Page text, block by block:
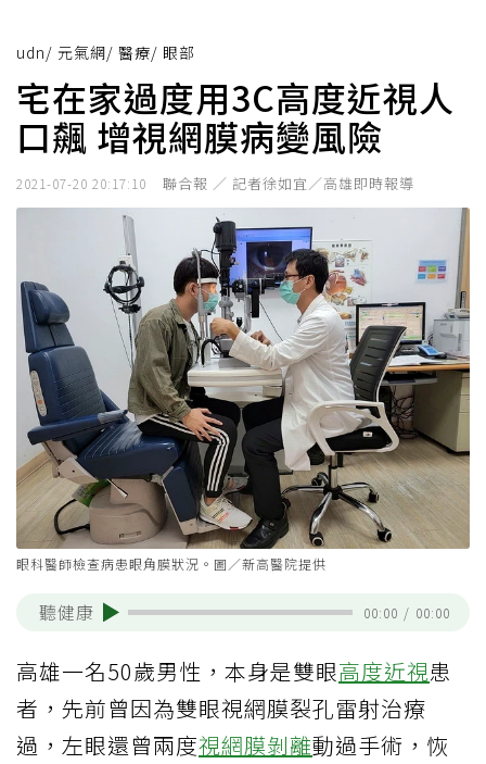
udn/ 元氣網/ 醫療/ 眼部
宅在家過度用3C高度近視人
口飆 增視網膜病變風險
2021-07-20 20:17:10 聯合報 ／ 記者徐如宜／高雄即時報導
眼科醫師檢查病患眼角膜狀況。圖／新高醫院提供
聽健康 00:00 / 00:00
高雄一名50歲男性，本身是雙眼高度近視患
者，先前曾因為雙眼視網膜裂孔雷射治療
過，左眼還曾兩度視網膜剝離動過手術，恢